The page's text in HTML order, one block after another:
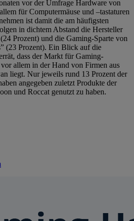
vor der Umfrage Hardware von
für Computermäuse und –tastaturen
ist damit die am häufigsten
in dichtem Abstand die Hersteller
Prozent) und die Gaming-Sparte von
(23 Prozent). Ein Blick auf die
dass der Markt für Gaming-
allem in der Hand von Firmen aus
liegt. Nur jeweils rund 13 Prozent der
angegeben zuletzt Produkte der
und Roccat genutzt zu haben.